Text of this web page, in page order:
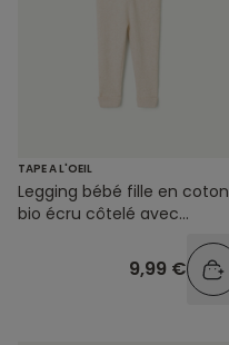
TAPE A L'OEIL
Legging bébé fille en coton
bio écru côtelé avec
9,99 €